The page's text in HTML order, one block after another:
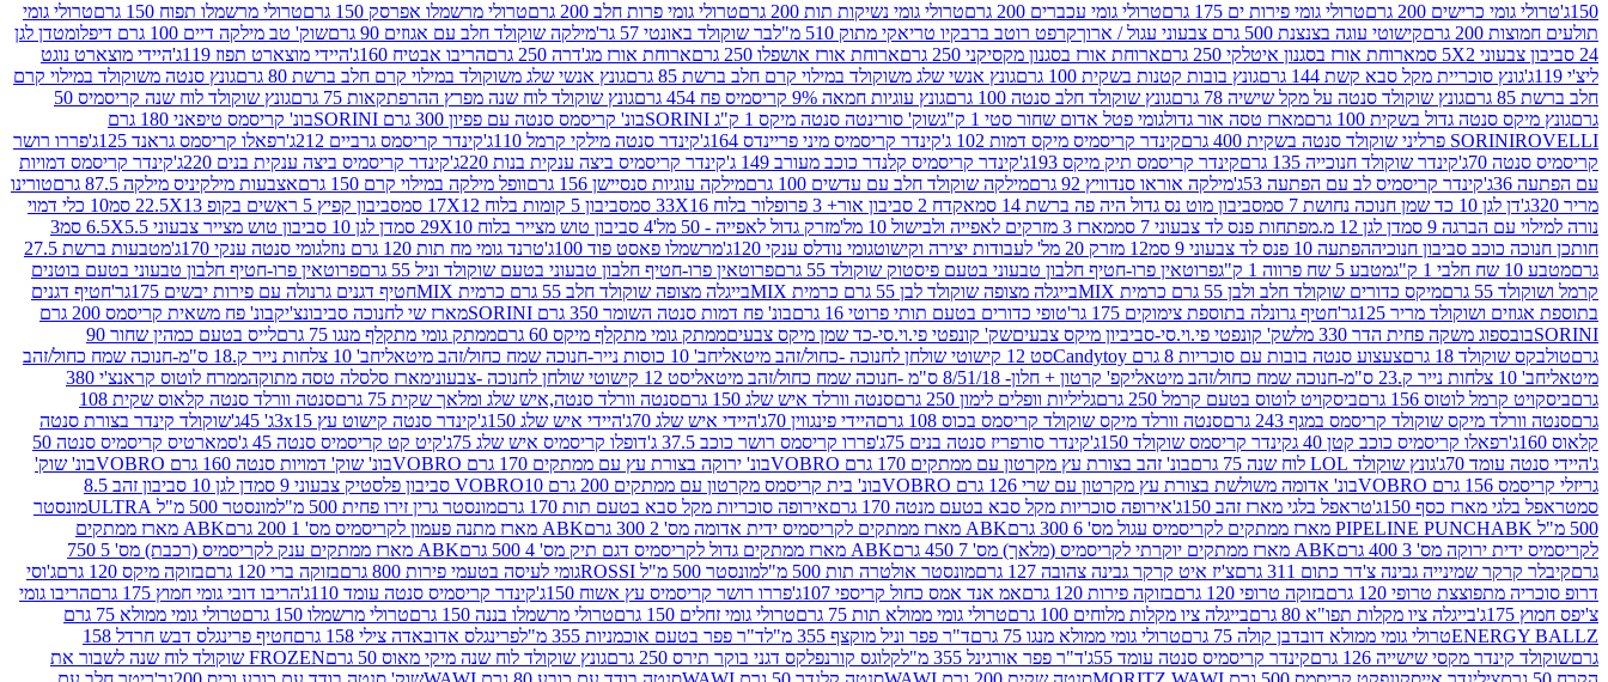
150ג' טרולי גומי כרישים 200 גרם טרולי גומי פירות ים 175 גרם טרולי גומי עכברים 200 גרם טרולי גומי נשיקות תות 200 גרם טרולי גומי פרות חלב 200 גרם טרולי מרשמלו אפרסק 150 גרם טרולי מרשמלו תפוח 150 גרם
טרולי גומי
תולעים חמוצות 200 גרם
קישוטי עוגה בצנצנת 500 גרם צבעוני עגול / ארוך קרפט רוטב ברבקיו טריאקי מתוק 510 מ"ל בר שוקולד באונטי 57 גר' מילקה שוקולד חלב עם אגוזים 90 גרם שוק' טב מילקה דיים 100 גרם דיפלומט
דן לגן
24 סביבון צבעוני 5X2 סמ
ארוחת אורז בסגנון איטלקי 250 גרם ארוחת אורז בסגנון מקסיקני 250 גרם ארוחת אורז אושפלו 250 גרם ארוחת אורז מג'דרה 250 גרם הריבו אבטיח 160ג' היידי מוצארט תפוז 119ג'
היידי מוצארט נוגט
ליצ'י 119ג'
גונץ סוכריית מקל סבא קשת 144 גרם גונץ בובות קטנות בשקית 100 גרם גונץ אנשי שלג משוקולד במילוי קרם חלב ברשת 85 גרם גונץ אנשי שלג משוקולד במילוי קרם חלב ברשת 80 גרם
גונץ סנטה משוקולד במילוי קרם
חלב ברשת 85 גרם
גונץ שוקולד סנטה על מקל שישיה 78 גרם גונץ שוקולד חלב סנטה 100 גרם גונץ עוגיות חמאה 9% קריסמיס פח 454 גרם גונץ שוקולד לוח שנה מפרץ ההרפתקאות 75 גרם
גונץ שוקולד לוח שנה קריסמיס 50
גרםגונץ מיקס סנטה גדול בשקית 100 גרם מארז טסה אור גדולגומי פטל אדום שחור סטי 1 ק"ג שוק' סורינטה סנטה מיקס 1 ק"ג SORINI בונ' קריסמס סנטה עם פפיון 300 גרם SORINI
בונ' קריסמס טיפאני 180 גרם
SORINIROVELLI פרליני שוקולד סנטה בשקית 400 גרם קינדר קריסמיס מיקס דמות 102 ג' קינדר קריסמיס מיני פריינדס 164ג' קינדר סנטה מילקי קרמל 110ג' קינדר קריסמס גרביים 212ג' רפאלו קריסמס גראנד 125ג'
פררו רושר
קריסמיס סנטה 70ג'
קינדר שוקולד חנוכייה 135 גרם קינדר קריסמס תיק מיקס 193ג' קינדר קריסמיס קלנדר כוכב מעורב 149 ג' קינדר קריסמיס ביצה ענקית בנות 220ג' קינדר קריסמיס ביצה ענקית בנים 220ג'
קינדר קריסמס דמויות
עם הפתעה 36ג'
קינדר קריסמיס לב עם הפתעה 53ג' מילקה אוראו סנדוויץ 92 גרם מילקה שוקולד חלב עם עדשים 100 גרם מילקה עוגיות סנסיישן 156 גרם וופל מילקה במילוי קרם 150 גרם אצבעות מילקיניס מילקה 87.5 גרם
טורינו
מריר 320ג'
דן לגן 10 כד שמן חנוכה נחושת 7 סמ סביבון מוט נס גדול היה פה ברשת 14 סמ אקדח 2 סביבון אור+ 3 פרופלור בלוח 33X16 סמ סביבון 5 קומות בלוח 17X12 סמ סביבון קפיץ 5 ראשים בקופ 22.5X13 סמ
10 כלי דמוי
נורה למילוי עם הברגה 9 סמ
דן לגן 12 מ.מפתחות פנס לד צבעוני 7 סמ מארז 3 מזרקים לאפייה ולבישול 10 מל' מזרק גדול לאפייה - 50 מל' 4 סביבון טוש מצייר בלוח 29X10 סמ דן לגן 10 סביבון טוש מצייר צבעוני 6.5X5.5 סמ
3
חותכן חנוכה כוכב סביבון חנוכיההפתעה 10 פנס לד צבעוני 9 סמ 12 מזרק 20 מל' לעבודות יצירה וקישוט גומי נודלס ענקי 120ג' מרשמלו פאסט פוד 100ג' טרנד גומי מח תות 120 גרם נוזל גומי סנטה ענקי 170ג'
מטבעות ברשת 27.5
גרםמטבע 10 שח חלבי 1 ק"ג מטבע 5 שח פרווה 1 ק"ג פרוטאין פרו-חטיף חלבון טבעוני בטעם פיסטוק שוקולד 55 גרם פרוטאין פרו-חטיף חלבון טבעוני בטעם שוקולד וניל 55 גרם
פרוטאין פרו-חטיף חלבון טבעוני בטעם בוטנים
קרמל ושוקולד 55 גרם
מיקס כדורים שוקולד חלב ולבן 55 גרם כרמית MIX בייגלה מצופה שוקולד לבן 55 גרם כרמית MIX בייגלה מצופה שוקולד חלב 55 גרם כרמית MIX חטיף דגנים גרנולה עם פירות יבשים 175גר'
חטיף דגנים
בתוספת אגוזים ושוקולד מריר 125גר'
חטיף גרונלה בתוספת צימוקים 175 גר' טופי כדורים בטעם תותי פרוטי 16 גרם בונ' פח דמות סנטה השומר 350 גרם SORINI מארז שי לחנוכה סביבונצ'יק
בונ' פח משאית קריסמס 200 גרם
SORINIבובספוג משקה פחית הדר 330 מל שק' קונפטי פי.וי.סי-סביביון מיקס צבעיםשק' קונפטי פי.וי.סי-כד שמן מיקס צבעיםממתק גומי מתקלף מיקס 60 גרם ממתק גומי מתקלף מנגו 75 גרם
לייס בטעם כמהין שחור 90
גרםטולבקס שוקולד 18 גרם צעצוע סנטה בובות עם סוכריות 8 גרם Candytoy סט 12 קישוטי שולחן לחנוכה -כחול/זהב מיטאלי חב' 10 כוסות נייר-חנוכה שמח כחול/זהב מיטאלי
חב' 10 צלחות נייר ק.18 ס"מ-חנוכה שמח כחול/זהב
מיטאליחב' 10 צלחות נייר ק.23 ס"מ-חנוכה שמח כחול/זהב מיטאלי קפ' קרטון + חלון- 8/51/18 ס"מ -חנוכה שמח כחול/זהב מיטאלי סט 12 קישוטי שולחן לחנוכה -צבעוני מארז סלסלה טסה מתוקה
ממרח לוטוס קראנצ'י 380
גרםביסקויט קרמל לוטוס 156 גרם ביסקויט לוטוס בטעם קרמל 250 גרם גליליות וופלים לימון 250 גרם סנטה וורלד איש שלג 150 גרם סנטה וורלד סנטה,איש שלג ומלאך שקית 75 גרם
סנטה וורלד סנטה קלאוס שקית 108
גרםסנטה וורלד מיקס שוקולד קריסמס במגף 243 גרם סנטה וורלד מיקס שוקולד קריסמס בכוס 108 גרם היידי פינגווין 70ג' היידי איש שלג 70ג' היידי איש שלג 150ג' קינדר סנטה קישוט עץ 3x15ג' 45ג'
שוקולד קינדר בצורת סנטה
קלאוס 160ג'
רפאלו קריסמיס כוכב קטן 40 ג קינדר קריסמס שוקולד 150ג' קינדר סורפריז סנטה בנים 75ג' פררו קריסמס רושר כוכב 37.5 ג' דופלו קריסמיס איש שלג 75ג' קיט קט קריסמיס סנטה 45 ג'
סמארטיס קריסמיס סנטה 50
ג'היידי סנטה עומד 70ג' גונץ שוקולד LOL לוח שנה 75 גרם בונ' זהב בצורת עץ מקרטון עם ממתקים 170 גרם VOBRO בונ' ירוקה בצורת עץ עם ממתקים 170 גרם VOBRO בונ' שוק' דמויות סנטה 160 גרם VOBRO
בונ' שוק'
גריזלי קריסמס 156 גרם VOBRO
בונ' אדומה משולשת בצורת עץ מקרטון עם שרי 126 גרם VOBRO בונ' בית קריסמס מקרטון עם ממתקים 200 גרם VOBRO 10 סביבון פלסטיק צבעוני 9 סמ
דן לגן 10 סביבון זהב 8.5
סמטראפל בלגי מארז כסף 150ג' טראפל בלגי מארז זהב 150ג' אירופה סוכריות מקל סבא בטעם מנטה 170 גרם אירופה סוכריות מקל סבא בטעם תות 170 גרם מונסטר גרין זירו פחית 500 מ"ל מונסטר 500 מ"ל ULTRA
מונסטר
500 מ"ל PIPELINE PUNCH
ABK מארז ממתקים לקריסמיס עגול מס' 6 300 גרם ABK מארז ממתקים לקריסמיס ידית אדומה מס' 2 300 גרם ABK מארז מתנה פעמון לקריסמיס מס' 1 200 גרם
ABK מארז ממתקים
לקריסמיס ידית ירוקה מס' 3 400 גרם
ABK מארז ממתקים יוקרתי לקריסמיס (מלאך) מס' 7 450 גרם ABK מארז ממתקים גדול לקריסמיס דגם תיק מס' 4 500 גרם
ABK מארז ממתקים ענק לקריסמיס (רכבת) מס' 5 750
גרםקיבלר קרקר שמינייה גבינה צ'דר כתום 311 גרם צ'יז איט קרקר גבינה צהובה 127 גרם מונסטר אולטרה תות 500 מ"ל מונסטר 500 מ"ל ROSSI גומי לעיסה בטעמי פירות 800 גרם בזוקה ברי 120 גרם בזוקה מיקס 120 גרם
ג'וסי
דרופ סוכריה מתפוצצת טרופי 120 גרם
בזוקה טרופי 120 גרם בזוקה פירות 120 גרם אמ אנד אמס כחול קריספי 107ג' פררו רושר קריסמיס עץ אשוח 150ג' קינדר קריסמיס סנטה עומד 110ג' הריבו דובי גומי חמוץ 175 גרם
הריבו גומי
צ'יפס חמוץ 175ג'
בייגלה ציו מקלות תפו"א 80 גרם בייגלה ציו מקלות מלוחים 100 גרם טרולי גומי ממולא תות 75 גרם טרולי גומי זחלים 150 גרם טרולי מרשמלו בננה 150 גרם טרולי מרשמלו 150 גרם
טרולי גומי ממולא 75 גרם
ENERGY BALLZטרולי גומי ממולא דובדבן קולה 75 גרם טרולי גומי ממולא מנגו 75 גרם ד"ר פפר וניל מוקצף 355 מ"ל ד"ר פפר בטעם אוכמניות 355 מ"ל פרינגלס אדובאדה צילי 158 גרם
חטיף פרינגלס דבש חרדל 158
גרםשוקולד קינדר מקסי שישייה 126 גרם קינדר קריסמיס סנטה עומד 55ג' ד"ר פפר אורגינל 355 מ"ל קלוגס קורנפלקס דגני בוקר תירס 250 גרם גונץ שוקולד לוח שנה מיקי מאוס 50 גרם
FROZEN שוקולד לוח שנה לשבור את